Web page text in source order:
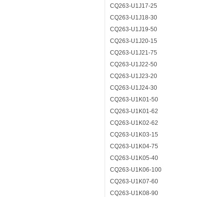
CQ263-U1J17-25
CQ263-U1J18-30
CQ263-U1J19-50
CQ263-U1J20-15
CQ263-U1J21-75
CQ263-U1J22-50
CQ263-U1J23-20
CQ263-U1J24-30
CQ263-U1K01-50
CQ263-U1K01-62
CQ263-U1K02-62
CQ263-U1K03-15
CQ263-U1K04-75
CQ263-U1K05-40
CQ263-U1K06-100
CQ263-U1K07-60
CQ263-U1K08-90